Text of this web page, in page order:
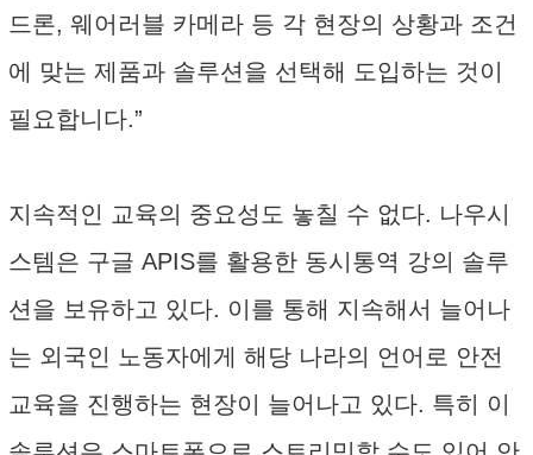
드론, 웨어러블 카메라 등 각 현장의 상황과 조건
에 맞는 제품과 솔루션을 선택해 도입하는 것이
필요합니다.”
지속적인 교육의 중요성도 놓칠 수 없다. 나우시
스템은 구글 APIS를 활용한 동시통역 강의 솔루
션을 보유하고 있다. 이를 통해 지속해서 늘어나
는 외국인 노동자에게 해당 나라의 언어로 안전
교육을 진행하는 현장이 늘어나고 있다. 특히 이